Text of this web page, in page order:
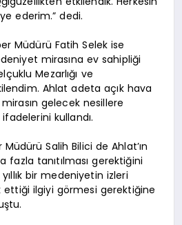
ederim.” dedi.
Müdürü Fatih Selek ise
mirasına ev sahipliği
Mezarlığı ve
Ahlat adeta açık hava
gelecek nesillere
ifadelerini kullandı.
Müdürü Salih Bilici de Ahlat’ın
fazla tanıtılması gerektiğini
bir medeniyetin izleri
ettiği ilgiyi görmesi gerektiğine